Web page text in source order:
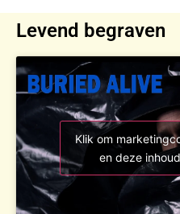
Levend begraven
Klik om
en deze